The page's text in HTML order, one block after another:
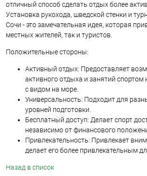
отличный способ сделать отдых более
Установка рукохода, шведской стенки и
Сочи - это замечательная идея, которая
местных жителей, так и туристов.
Положительные стороны:
Активный отдых: Предоставляет
активного отдыха и занятий спортом
с видом на море.
Универсальность: Подходит для
уровней подготовки.
Бесплатный доступ: Делает спорт
независимо от финансового
Привлекательность: Привлекает
делает его более привлекательным
Назад в список